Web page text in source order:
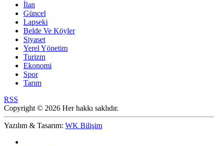
İlan
Güncel
Lapseki
Belde Ve Köyler
Siyaset
Yerel Yönetim
Turizm
Ekonomi
Spor
Tarım
RSS
Copyright © 2026 Her hakkı saklıdır.
Yazılım & Tasarım: WK Bilişim